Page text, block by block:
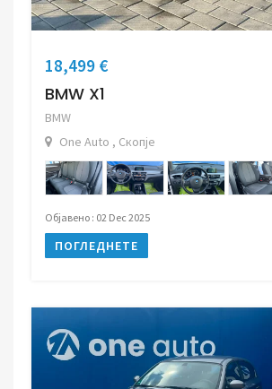
18,499 €
BMW X1
BMW
One Auto , Скопје
Објавено : 02 Dec 2025
ПОГЛЕДНЕТЕ